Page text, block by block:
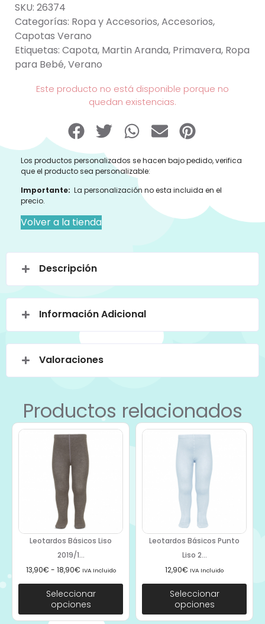
SKU: 26374
Categorías: Ropa y Accesorios,Accesorios,
Capotas Verano
Etiquetas: Capota, Martin Aranda, Primavera, Ropa
para Bebé,Verano
Este producto no está disponible porque no
quedan existencias.
Los productos personalizados se hacen bajo pedido, verifica
que el producto sea personalizable:
Importante: La personalización no esta incluida en el
precio.
Volver a la tienda
Descripción
Información Adicional
Valoraciones
Productos relacionados
Leotardos Básicos Liso
2019/1...
13,90€ - 18,90€ IVA Incluido
Seleccionar
opciones
Leotardos Básicos Punto
Liso 2...
12,90€ IVA Incluido
Seleccionar
opciones